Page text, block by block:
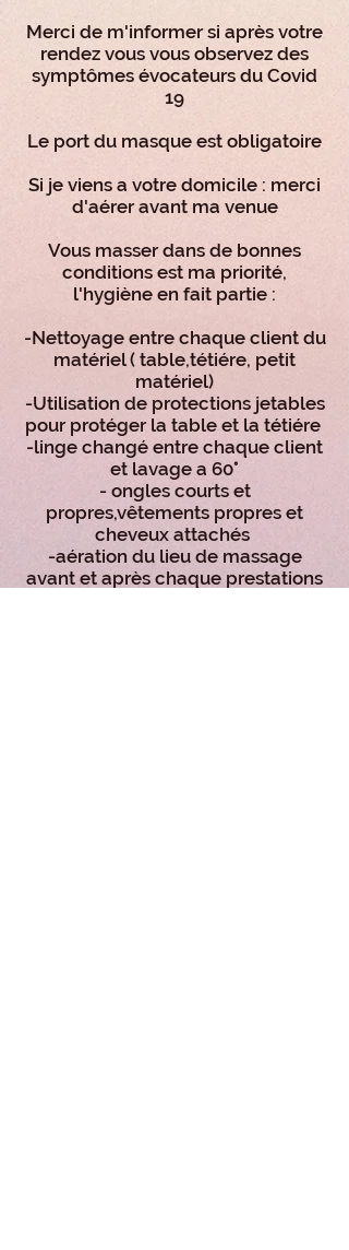
Merci de m'informer si après votre
rendez vous vous observez des
symptômes évocateurs du Covid
19
Le port du masque est obligatoire
Si je viens a votre domicile : merci
d'aérer avant ma venue
Vous masser dans de bonnes
conditions est ma priorité,
l'hygiène en fait partie :
-Nettoyage entre chaque client du
matériel ( table,tétiére, petit
matériel)
-Utilisation de protections jetables
pour protéger la table et la tétiére
-linge changé entre chaque client
et lavage a 60°
- ongles courts et
propres,vêtements propres et
cheveux attachés
-aération du lieu de massage
avant et après chaque prestations